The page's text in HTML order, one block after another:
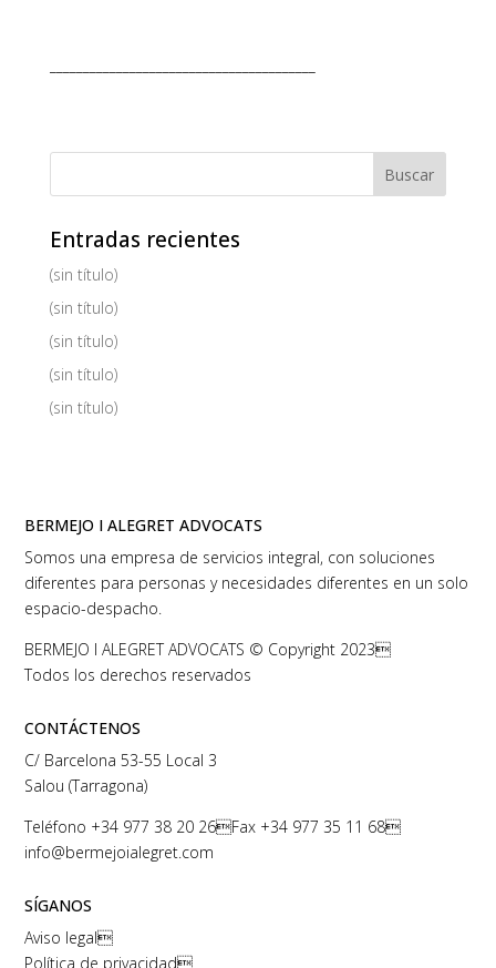
Entradas recientes
(sin título)
(sin título)
(sin título)
(sin título)
(sin título)
BERMEJO I ALEGRET ADVOCATS
Somos una empresa de servicios integral, con soluciones
diferentes para personas y necesidades diferentes en un solo
espacio-despacho.
BERMEJO I ALEGRET ADVOCATS © Copyright 2023
Todos los derechos reservados
CONTÁCTENOS
C/ Barcelona 53-55 Local 3
Salou (Tarragona)
Teléfono +34 977 38 20 26Fax +34 977 35 11 68
info@bermejoialegret.com
SÍGANOS
Aviso legal
Política de privacidad